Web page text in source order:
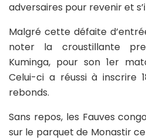
adversaires pour revenir et
Malgré cette défaite
noter la croustillante
Kuminga, pour son 1er
Celui-ci a réussi à inscrire
rebonds.
Sans repos, les Fauves
sur le parquet de Monastir